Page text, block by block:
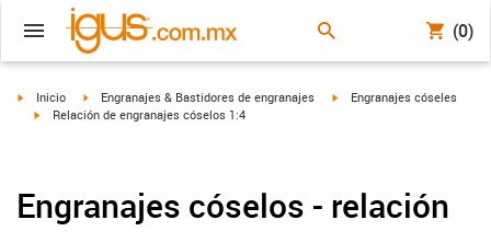
(0)
igus-icon-arrow-right
Inicio igus-icon-arrow-right
Engranajes & Bastidores de engranajes igus-icon-arrow-right
Engranajes cóseles
igus-icon-arrow-right
Relación de engranajes cóselos 1:4
Engranajes cóselos - relación